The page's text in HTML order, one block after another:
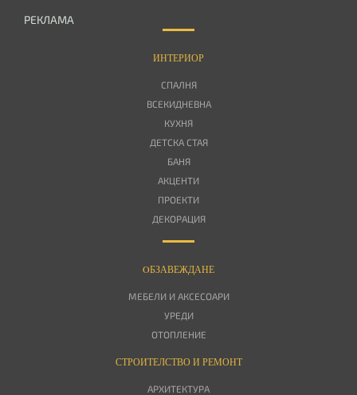
РЕКЛАМА
ИНТЕРИОР
СПАЛНЯ
ВСЕКИДНЕВНА
КУХНЯ
ДЕТСКА СТАЯ
БАНЯ
АКЦЕНТИ
ПРОЕКТИ
ДЕКОРАЦИЯ
OБЗАВЕЖДАНЕ
МЕБЕЛИ И АКСЕСОАРИ
УРЕДИ
ОТОПЛЕНИЕ
СТРОИТЕЛСТВО И РЕМОНТ
АРХИТЕКТУРА